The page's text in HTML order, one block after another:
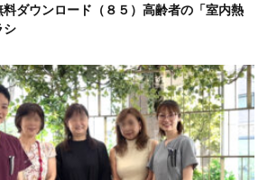
ダウンロード（８５）高齢者の「室内熱
シ